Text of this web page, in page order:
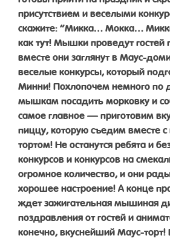
присутствием и веселыми
скажите: “Микка… Мокка…
как тут! Мышки проведут
вместе они заглянут в Маус-
веселые конкурсы, который
Минни! Похлопочем немного
мышкам посадить морковку и
самое главное — приготовим
пиццу, которую съедим вместе
тортом! Не останутся ребята и
конкурсов и конкурсов на
огромное количество, и они
хорошее настроение! А конце
ждет зажигательная мышиная
поздравления от гостей и
конечно, вкуснейший Маус-